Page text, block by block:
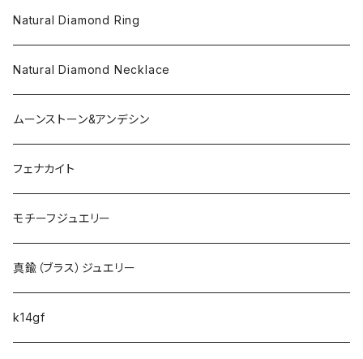
Natural Diamond Ring
Natural Diamond Necklace
ムーンストーン&アンデシン
フェナカイト
モチーフジュエリー
真鍮（ブラス）ジュエリー
k14gf